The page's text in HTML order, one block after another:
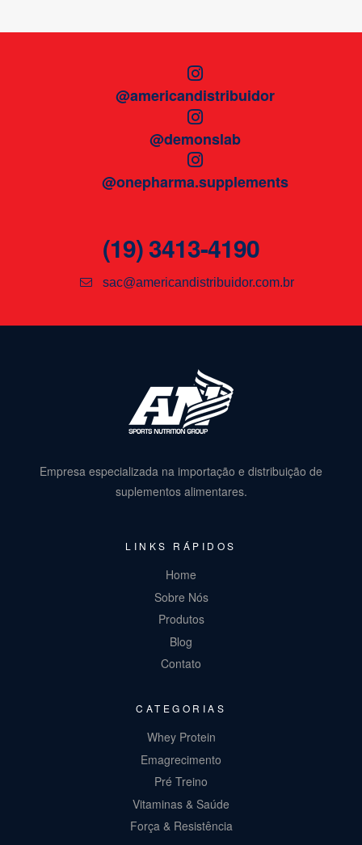
@americandistribuidor
@demonslab
@onepharma.supplements
(19) 3413-4190
sac@americandistribuidor.com.br
Empresa especializada na importação e distribuição de
suplementos alimentares.
LINKS RÁPIDOS
Home
Sobre Nós
Produtos
Blog
Contato
CATEGORIAS
Whey Protein
Emagrecimento
Pré Treino
Vitaminas & Saúde
Força & Resistência